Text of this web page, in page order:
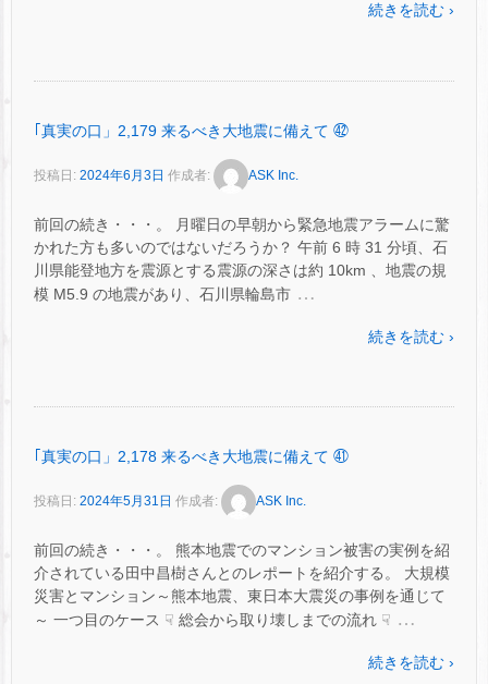
続きを読む ›
｢真実の口」2,179 来るべき大地震に備えて ㊷
投稿日: 2024年6月3日 作成者: ASK Inc.
前回の続き・・・。 月曜日の早朝から緊急地震アラームに驚
かれた方も多いのではないだろうか？ 午前 6 時 31 分頃、石
川県能登地方を震源とする震源の深さは約 10km 、地震の規
模 M5.9 の地震があり、石川県輪島市 …
続きを読む ›
｢真実の口」2,178 来るべき大地震に備えて ㊶
投稿日: 2024年5月31日 作成者: ASK Inc.
前回の続き・・・。 熊本地震でのマンション被害の実例を紹
介されている田中昌樹さんとのレポートを紹介する。 大規模
災害とマンション～熊本地震、東日本大震災の事例を通じて
～ 一つ目のケース ☟ 総会から取り壊しまでの流れ ☟ …
続きを読む ›